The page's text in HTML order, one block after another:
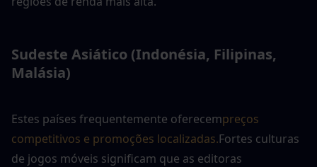
Sudeste Asiático (Indonésia, Filipinas,
Malásia)
Estes países frequentemente oferecempreços
competitivos e promoções localizadas.Fortes culturas
de jogos móveis significam que as editoras